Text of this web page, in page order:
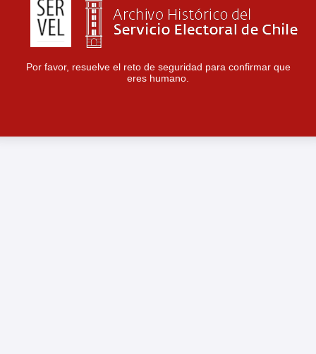
Por favor, resuelve el reto de seguridad para confirmar que
eres humano.